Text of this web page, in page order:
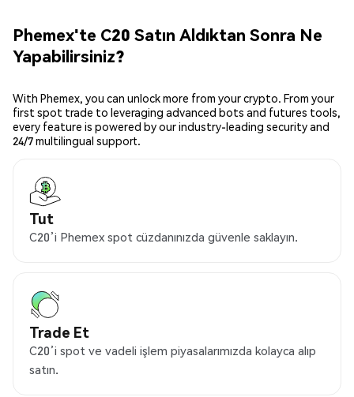
Phemex'te C20 Satın Aldıktan Sonra Ne
Yapabilirsiniz?
With Phemex, you can unlock more from your crypto. From your
first spot trade to leveraging advanced bots and futures tools,
every feature is powered by our industry-leading security and
24/7 multilingual support.
Tut
C20’i Phemex spot cüzdanınızda güvenle saklayın.
Trade Et
C20’i spot ve vadeli işlem piyasalarımızda kolayca alıp
satın.